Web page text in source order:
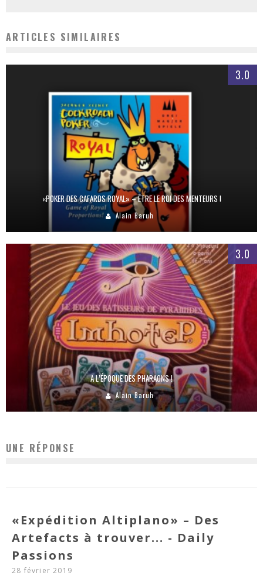
ARTICLES SIMILAIRES
3.0
«POKER DES CAFARDS ROYAL» – ÊTRE LE ROI DES MENTEURS !
Alain Baruh
3.0
A L’ÉPOQUE DES PHARAONS !
Alain Baruh
UNE RÉPONSE
«Expédition Altiplano» – Des
Artefacts à trouver... - Daily
Passions
28 février 2019